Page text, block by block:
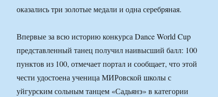
оказались три золотые медали и одна серебряная.
Впервые за всю историю конкурса Dance World Cup
представленный танец получил наивысший балл: 100
пунктов из 100, отмечает портал и сообщает, что этой
чести удостоена ученица МИРовской школы с
уйгурским сольным танцем «Садьянэ» в категории